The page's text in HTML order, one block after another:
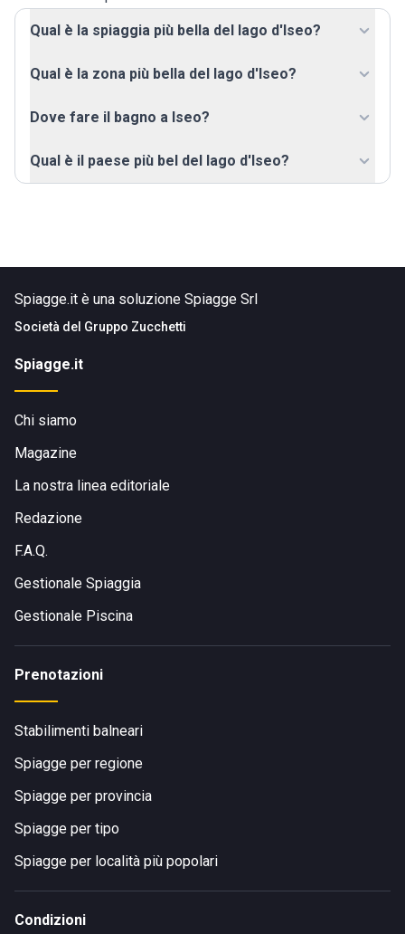
Qual è la spiaggia più bella del lago d'Iseo?
Qual è la zona più bella del lago d'Iseo?
Dove fare il bagno a Iseo?
Qual è il paese più bel del lago d'Iseo?
Spiagge.it è una soluzione Spiagge Srl
Società del Gruppo Zucchetti
Spiagge.it
Chi siamo
Magazine
La nostra linea editoriale
Redazione
F.A.Q.
Gestionale Spiaggia
Gestionale Piscina
Prenotazioni
Stabilimenti balneari
Spiagge per regione
Spiagge per provincia
Spiagge per tipo
Spiagge per località più popolari
Condizioni